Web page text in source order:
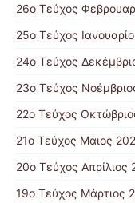
26ο Τεύχος
25ο Τεύχος
24ο Τεύχος
23ο Τεύχος
22ο Τεύχος
21ο Τεύχος Μάιος
20ο Τεύχος Απρίλιος
19ο Τεύχος Μάρτιος